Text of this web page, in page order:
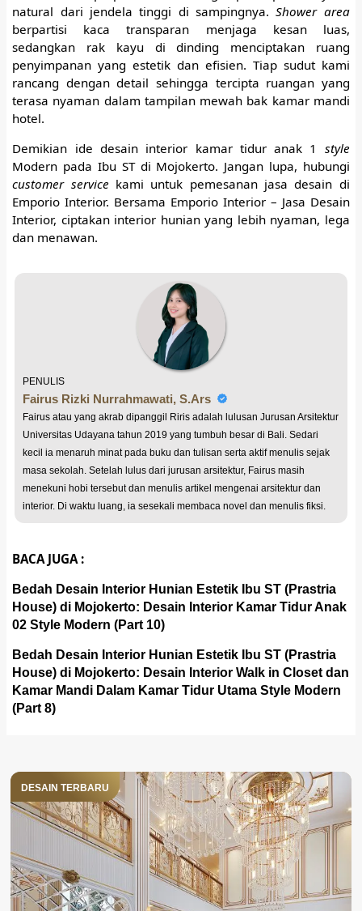
natural dari jendela tinggi di sampingnya.Shower area
berpartisi kaca transparan menjaga kesan luas,
sedangkan rak kayu di dinding menciptakan ruang
penyimpanan yang estetik dan efisien. Tiap sudut kami
rancang dengan detail sehingga tercipta ruangan yang
terasa nyaman dalam tampilan mewah bak kamar mandi
hotel.
Demikian ide desain interior kamar tidur anak 1 style
Modern pada Ibu ST di Mojokerto. Jangan lupa, hubungi
customer service kami untuk pemesanan jasa desain di
Emporio Interior. Bersama Emporio Interior – Jasa Desain
Interior, ciptakan interior hunian yang lebih nyaman, lega
dan menawan.
PENULIS
Fairus Rizki Nurrahmawati, S.Ars
Fairus atau yang akrab dipanggil Riris adalah lulusan Jurusan Arsitektur
Universitas Udayana tahun 2019 yang tumbuh besar di Bali. Sedari
kecil ia menaruh minat pada buku dan tulisan serta aktif menulis sejak
masa sekolah. Setelah lulus dari jurusan arsitektur, Fairus masih
menekuni hobi tersebut dan menulis artikel mengenai arsitektur dan
interior. Di waktu luang, ia sesekali membaca novel dan menulis fiksi.
BACA JUGA :
Bedah Desain Interior Hunian Estetik Ibu ST (Prastria
House) di Mojokerto: Desain Interior Kamar Tidur Anak
02 Style Modern (Part 10)
Bedah Desain Interior Hunian Estetik Ibu ST (Prastria
House) di Mojokerto: Desain Interior Walk in Closet dan
Kamar Mandi Dalam Kamar Tidur Utama Style Modern
(Part 8)
DESAIN TERBARU